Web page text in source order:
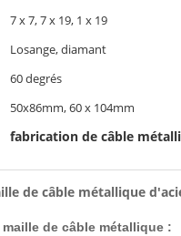
7 x 7, 7 x 19, 1 x 19
Losange, diamant
60 degrés
50x86mm, 60 x 104mm
fabrication de câble
de câble métallique
de câble métallique :